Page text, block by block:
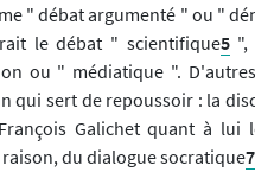
" débat argumenté " ou "
le débat " scientifique5",
ou " médiatique ".
qui sert de repoussoir : la
Galichet quant à lui
raison, du dialogue socratique7